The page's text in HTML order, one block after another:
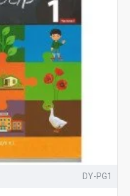
DY-PG1